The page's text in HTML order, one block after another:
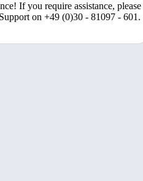
If you require assistance, please
on +49 (0)30 - 81097 - 601.